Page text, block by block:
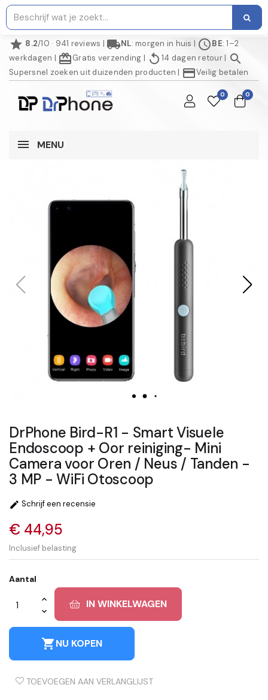
star 8.2/10 · 941 reviews | local_shippingNL: morgen in huis | scheduleBE: 1–2
werkdagen | redeemGratis verzending | replay 14 dagen retour| search
Supersnel zoeken uit duizenden producten | credit_cardVeilig betalen
0 0
MENU
DrPhone Bird-R1 - Smart Visuele
Endoscoop + Oor reiniging- Mini
Camera voor Oren / Neus / Tanden -
3 MP - WiFi Otoscoop
 Schrijf een recensie
€ 44,95
Inclusief belasting
Aantal
IN WINKELWAGEN
shopping_cartNU KOPEN
TOEVOEGEN AAN VERLANGLIJST